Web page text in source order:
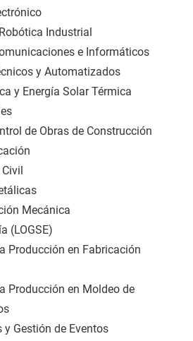
Industrial
e Informáticos
y Automatizados
y Energía Solar Térmica
de Obras de Construcción
Mecánica
(LOGSE)
Producción en Fabricación
Producción en Moldeo de
y Gestión de Eventos